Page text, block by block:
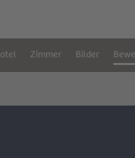
Zimmer Bilder